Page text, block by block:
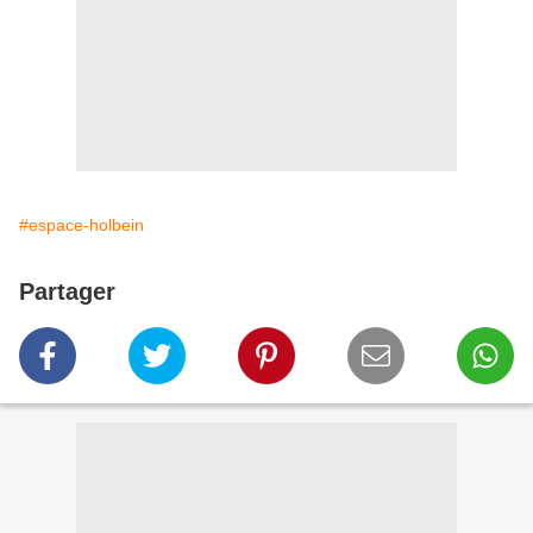
#espace-holbein
Partager